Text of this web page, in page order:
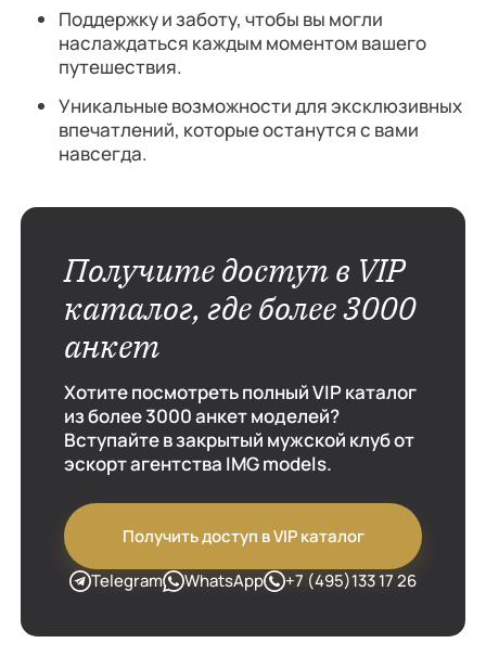
Поддержку и заботу, чтобы вы могли
наслаждаться каждым моментом вашего
путешествия.
Уникальные возможности для эксклюзивных
впечатлений, которые останутся с вами
навсегда.
Получите доступ в VIP
каталог, где более 3000
анкет
Хотите посмотреть полный VIP каталог
из более 3000 анкет моделей?
Вступайте в закрытый мужской клуб от
эскорт агентства IMG models.
Получить доступ в VIP каталог
Telegram
WhatsApp +7 (495)133 17 26